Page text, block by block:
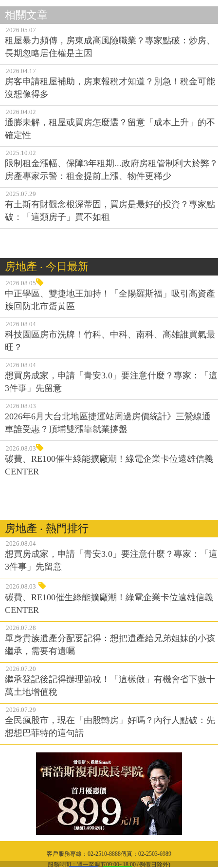
相關文章
2026.05.07
租屋暴力頻傳，房東成高風險職業？專家點破：炒房、
長期忽略居住權是主因
2026.04.17
房客申請租屋補助，房東報稅才知道？別急！稅金可能
沒想像得多
2026.04.02
通膨未解，租屋或買房怎麼選？留意「成本上升」的不
確定性
2025.10.02
限制租金漲幅、保障3年租期...政府房租管制利大於弊？
房產專家示警：租金提前上漲、物件更稀少
2025.07.29
有土斯有財觀念根深蒂固，買房是最好的投資？專家點
破：「這類房子」買不如租
房地產 ‧ 今日最新
2026.08.05
中正學區、雙捷地王加持！「全陽羅斯福」吸引高資產
族回防北市蛋黃區
2026.08.04
科技園區房市洗牌！竹科、中科、南科、高雄誰買氣最
旺？
2026.08.04
想買房成家，申請「青安3.0」要注意什麼？專家：「這
3件事」先留意
2026.08.03
2026年6月大台北地區捷運站周邊房價統計》三鶯線通
車誰受惠？頂埔雙漲靠就業撐盤
2026.08.03
碳費、RE100催生綠能擴廠潮！綠電企業卡位遠雄信義
CENTER
房地產 ‧ 熱門排行
2026.08.04
想買房成家，申請「青安3.0」要注意什麼？專家：「這
3件事」先留意
2026.08.03
碳費、RE100催生綠能擴廠潮！綠電企業卡位遠雄信義
CENTER
2026.07.28
單身貴族遺產分配要記得：想把遺產給兄弟姐妹的小孩
繼承，需要有遺囑
2026.07.20
繼承登記後記得辦理節稅！「這樣做」有機會省下數十
萬土地增值稅
2026.07.29
全民瘋股市，現在「由股轉房」好嗎？內行人點破：先
想想巴菲特的這句話
客戶服務專線：02-2510-8888傳真：02-2503-6989
服務時間：週一至週五09:00~18:00 (例假日除外)